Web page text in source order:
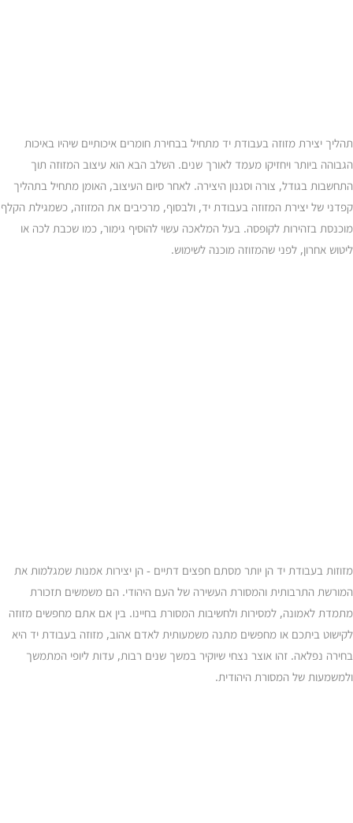
תהליך יצירת מזוזה בעבודת יד מתחיל בבחירת חומרים איכותיים שיהיו באיכות
הגבוהה ביותר ויחזיקו מעמד לאורך שנים. השלב הבא הוא עיצוב המזוזה תוך
התחשבות בגודל, צורה וסגנון היצירה. לאחר סיום העיצוב, האומן מתחיל בתהליך
קפדני של יצירת המזוזה בעבודת יד, ולבסוף, מרכיבים את המזוזה, כשמגילת הקלף
מוכנסת בזהירות לקופסה. בעל המלאכה עשוי להוסיף גימור, כמו שכבת לכה או
ליטוש אחרון, לפני שהמזוזה מוכנה לשימוש.
מזוזות בעבודת יד הן יותר מסתם חפצים דתיים - הן יצירות אמנות שמגלמות את
המורשת התרבותית והמסורת העשירה של העם היהודי. הם משמשים תזכורת
מתמדת לאמונה, למסירות ולחשיבות המסורת בחיינו. בין אם אתם מחפשים מזוזה
לקישוט ביתכם או מחפשים מתנה משמעותית לאדם אהוב, מזוזה בעבודת יד היא
בחירה נפלאה. זהו אוצר נצחי שיוקיר במשך שנים רבות, עדות ליופי המתמשך
ולמשמעות של המסורת היהודית.